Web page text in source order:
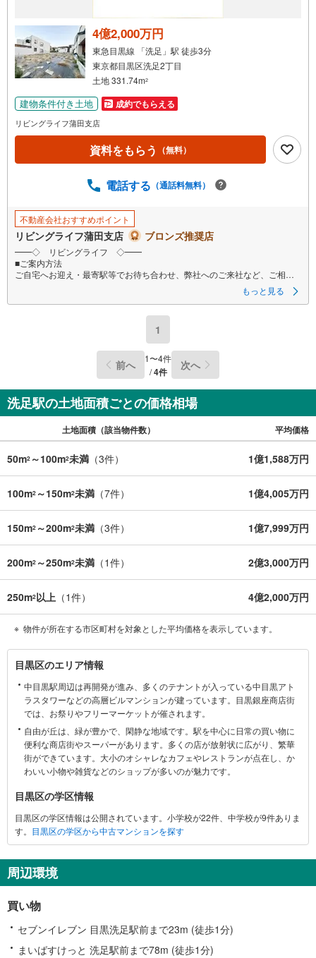
4億2,000万円
東急目黒線 「洗足」駅 徒歩3分
東京都目黒区洗足2丁目
土地 331.74m2
建物条件付き土地 成約でもらえる
リビングライフ蒲田支店
資料をもらう （無料）
電話する （通話料無料）
不動産会社おすすめポイント
リビングライフ蒲田支店 ブロンズ推奨店
━━◇ リビングライフ ◇━━
■ご案内方法
ご自宅へお迎え・最寄駅等でお待ち合わせ、弊社へのご来社など、ご相談
くださいませ。ご希望があれば周辺環境、お客様の希望に合わせた物件な
事前に鍵の手配が必要な場合がありますので、お早目にご連絡をいただけ
■資金のご相談もお気軽にどうぞ！
ライフプラン作成や住宅ローンはどこの銀行がいい？適切な借入額は？な
どご質問にもFPがしっかりとお答えいたします
■キッズスペースもご用意
実させておりますので、ご安心下さい
■お客様駐車場をご用意しております
詳しくはスタッフよりお伝えさせて頂きます
弊社が会員様のみにご提供する先行公開物件も多数ご提案いたします。ホ
ームページにて会員登録ください
資料請求は【下部のオレンジ色資料請求ボタン】よりお問い合わせくださ
い
もっと見る
1
前へ 1〜4件
/4件 次へ
洗足駅の土地面積ごとの価格相場
土地面積（該当物件数） 平均価格
50m2 ～100m2未満 （3件） 1億1,588万円
100m2 ～150m2未満 （7件） 1億4,005万円
150m2 ～200m2未満 （3件） 1億7,999万円
200m2 ～250m2未満 （1件） 2億3,000万円
250m2以上 （1件） 4億2,000万円
物件が所在する市区町村を対象とした平均価格を表示しています。
目
黒
区
目黒区のエリア情報
中目黒駅周辺は再開発が進み、多くのテナントが入っている中目黒アト
ラスタワーなどの高層ビルマンションが建っています。目黒銀座商店街
では、お祭りやフリーマーケットが催されます。
自由が丘は、緑が豊かで、閑静な地域です。駅を中心に日常の買い物に
便利な商店街やスーパーがあります。多くの店が放射状に広がり、繁華
街ができています。大小のオシャレなカフェやレストランが点在し、か
わいい小物や雑貨などのショップが多いのが魅力です。
目黒区の学区情報
目黒区の学区情報は公開されています。小学校が22件、中学校が9件ありま
す。 目黒区の学区から中古マンションを探す
周辺環境
買い物
セブンイレブン 目黒洗足駅前まで23m (徒歩1分)
まいばすけっと 洗足駅前まで78m (徒歩1分)